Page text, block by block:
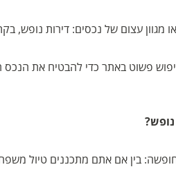
פשוט באתר כדי להבטיח את
בין אם אתם מתכננים טיול